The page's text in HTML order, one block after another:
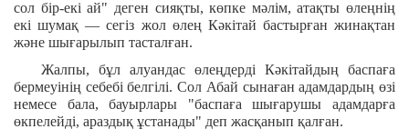
сол бір-екі ай" деген сияқты, көпке мәлім, атақты өлеңнің
екі шумақ — сегіз жол өлең Кәкітай бастырған жинақтан
және шығарылып тасталған.
Жалпы, бұл алуандас өлеңдерді Кәкітайдың баспаға
бермеуінің себебі белгілі. Сол Абай сынаған адамдардың өзі
немесе бала, бауырлары "баспаға шығарушы адамдарға
өкпелейді, араздық ұстанады" деп жасқанып қалған.